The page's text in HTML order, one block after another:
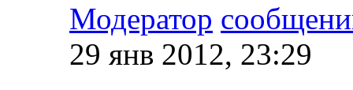
Модератор
29 янв 2012, 23:29